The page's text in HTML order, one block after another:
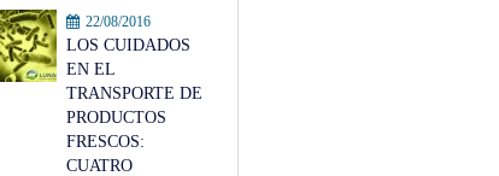
22/08/2016
LOS CUIDADOS
EN EL
TRANSPORTE DE
PRODUCTOS
FRESCOS:
CUATRO